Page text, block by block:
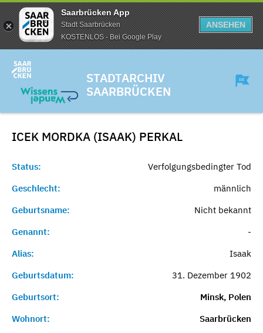
Saarbrücken App
Stadt Saarbrücken
KOSTENLOS - Bei Google Play
ANSEHEN
STADTARCHIV
SAARBRÜCKEN
ICEK MORDKA (ISAAK) PERKAL
Status:
Verfolgungsbedingter Tod
Geschlecht:
männlich
Geburtsname:
Nicht bekannt
Genannt:
-
Alias:
Isaak
Geburtsdatum:
31. Dezember 1902
Geburtsort:
Minsk, Polen
Wohnort:
Saarbrücken